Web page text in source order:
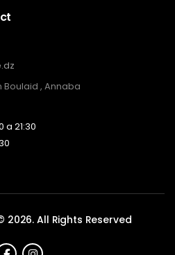
, Annaba
a 21:30
All Rights Reserved